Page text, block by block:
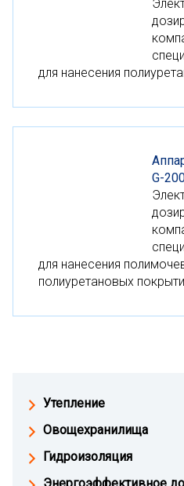
Утепление
Овощехранилища
Гидроизоляция
для нанесения
G-
для нанесения
полиуретановых